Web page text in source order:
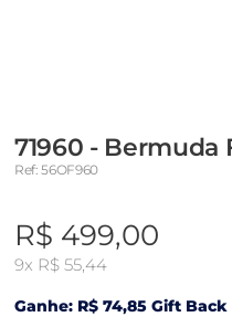
71960 - Bermuda
Ref: 56OF960
R$ 499,00
9x R$ 55,44
Ganhe: R$ 74,85 Gift Back